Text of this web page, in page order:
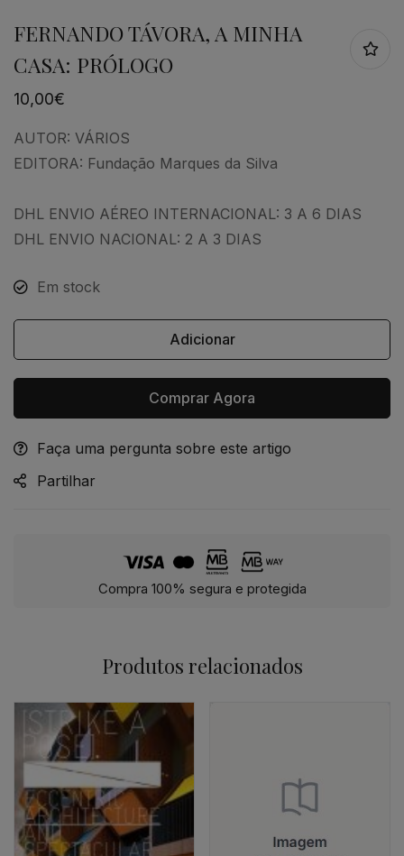
FERNANDO TÁVORA, A MINHA
CASA: PRÓLOGO
10,00€
AUTOR: VÁRIOS
EDITORA: Fundação Marques da Silva
DHL ENVIO AÉREO INTERNACIONAL: 3 A 6 DIAS
DHL ENVIO NACIONAL: 2 A 3 DIAS
Em stock
Adicionar
Comprar Agora
Alternative:
Faça uma pergunta sobre este artigo
Partilhar
Compra 100% segura e protegida
Produtos relacionados